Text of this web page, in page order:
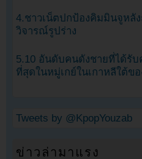
4.ชาวเน็ตปกป้องคิมมินจูหลัง
วิจารณ์รูปร่าง
5.10 อันดับคนดังชายที่ได้รั
ที่สุดในหมู่เกย์ในเกาหลีใต้ข
Tweets by @KpopYouzab
ข่าวล่ามาแรง